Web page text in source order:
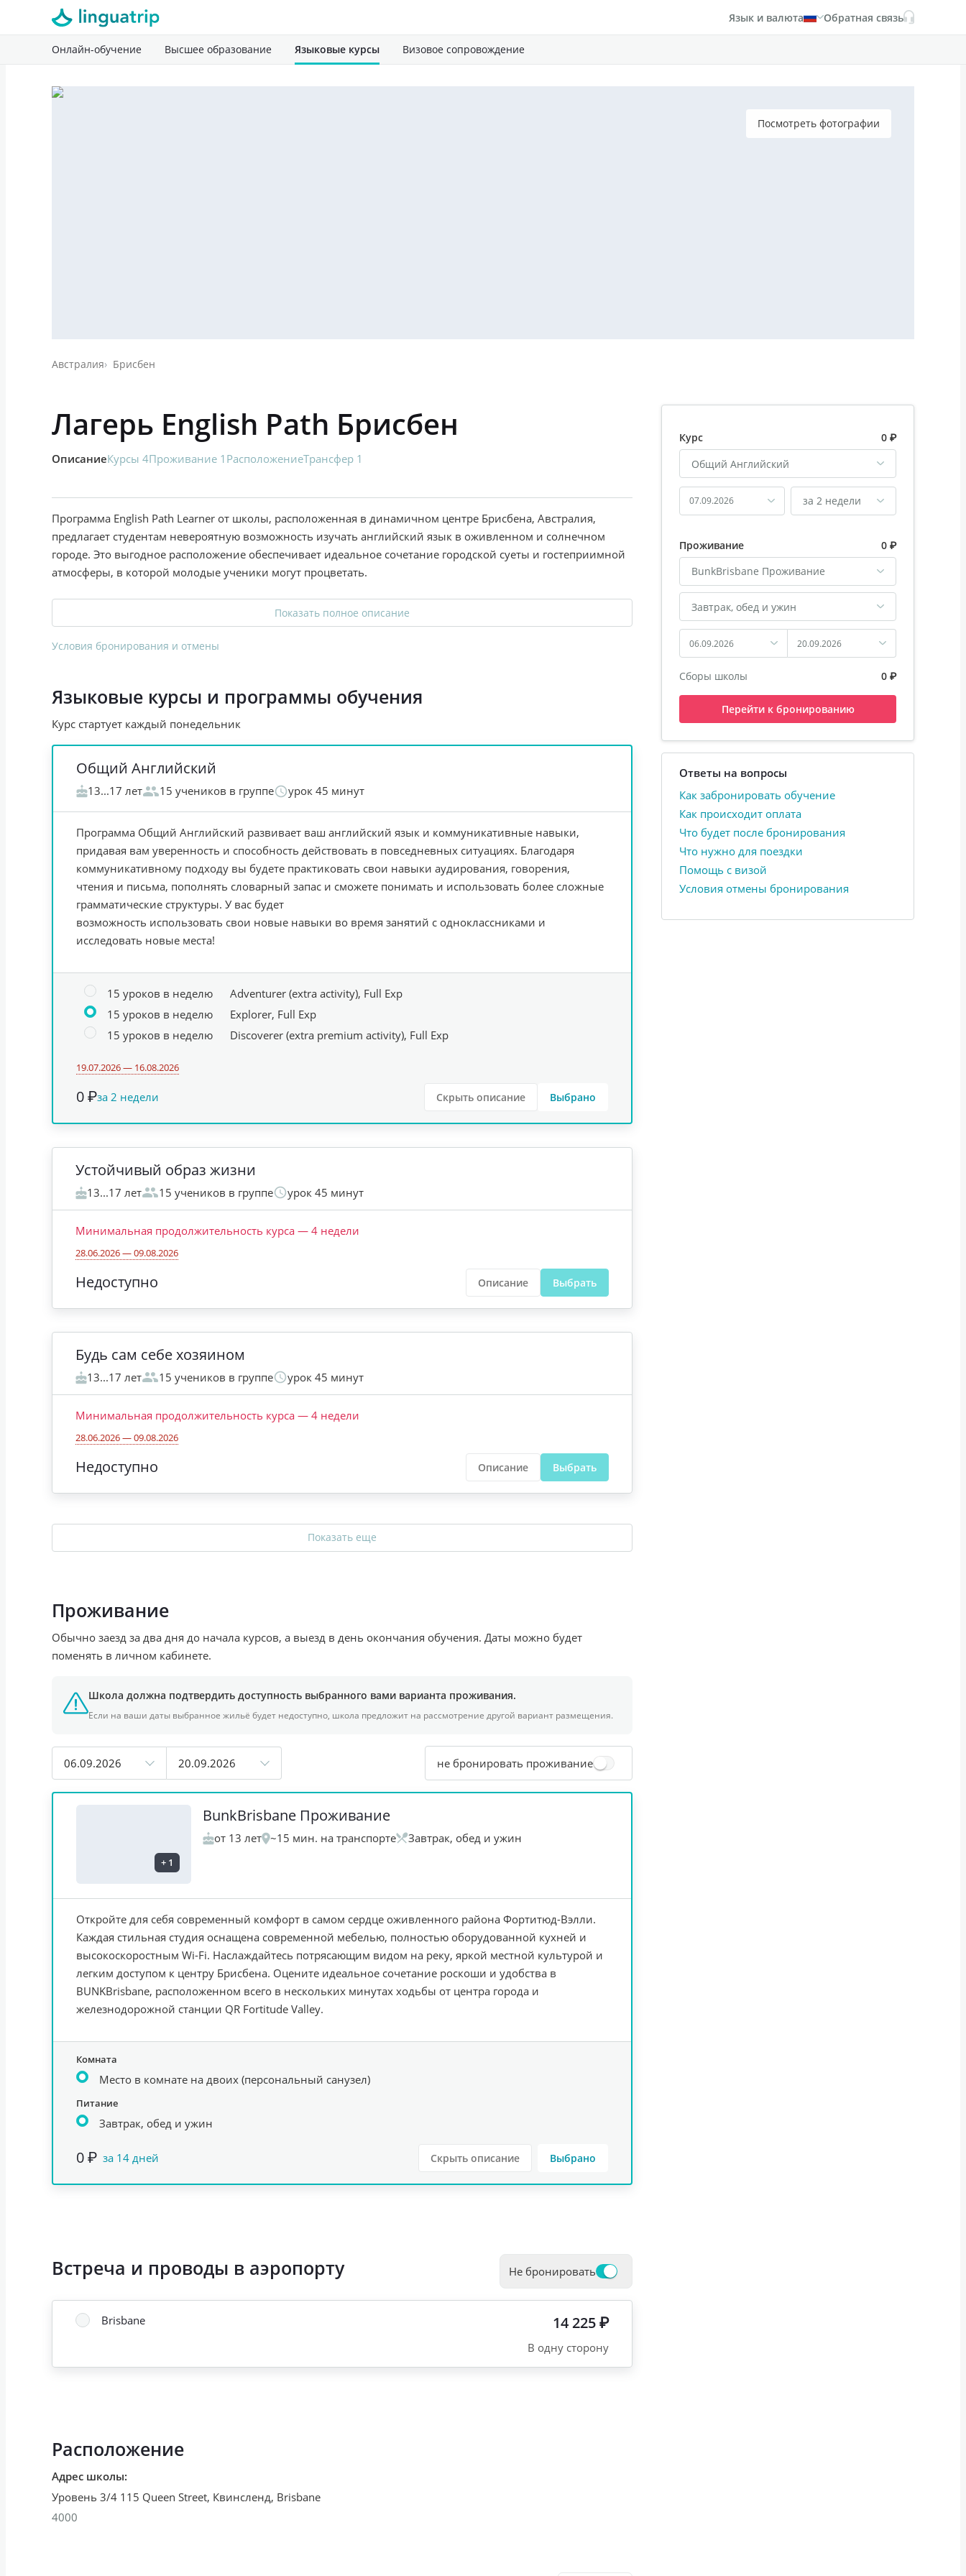
Язык и валюта Обратная связь
Онлайн-обучение Высшее образование Языковые курсы Визовое сопровождение
Посмотреть фотографии
Австралия Брисбен
Лагерь English Path Брисбен
ОписаниеКурсы 4Проживание 1 РасположениеТрансфер 1
Программа English Path Learner от школы, расположенная в динамичном центре Брисбена, Австралия,
предлагает студентам невероятную возможность изучать английский язык в оживленном и солнечном
городе. Это выгодное расположение обеспечивает идеальное сочетание городской суеты и гостеприимной
атмосферы, в которой молодые ученики могут процветать.
Показать полное описание
Условия бронирования и отмены
Языковые курсы и программы обучения
Курс стартует каждый понедельник
Общий Английский
13...17 лет 15 учеников в группе урок 45 минут
Программа Общий Английский развивает ваш английский язык и коммуникативные навыки,
придавая вам уверенность и способность действовать в повседневных ситуациях. Благодаря
коммуникативному подходу вы будете практиковать свои навыки аудирования, говорения,
чтения и письма, пополнять словарный запас и сможете понимать и использовать более сложные
грамматические структуры. У вас будет
возможность использовать свои новые навыки во время занятий с одноклассниками и
исследовать новые места!
15 уроков в неделю
Adventurer (extra activity), Full Exp
15 уроков в неделю
Explorer, Full Exp
15 уроков в неделю
Discoverer (extra premium activity), Full Exp
19.07.2026 — 16.08.2026
0 ₽за 2 недели Выбрано
Скрыть описание
Устойчивый образ жизни
13...17 лет 15 учеников в группе урок 45 минут
Минимальная продолжительность курса — 4 недели
28.06.2026 — 09.08.2026
Недоступно Выбрать
Описание
Будь сам себе хозяином
13...17 лет 15 учеников в группе урок 45 минут
Минимальная продолжительность курса — 4 недели
28.06.2026 — 09.08.2026
Недоступно Выбрать
Описание
Показать еще
Проживание
Обычно заезд за два дня до начала курсов, а выезд в день окончания обучения. Даты можно будет
поменять в личном кабинете.
Школа должна подтвердить доступность выбранного вами варианта проживания.
Если на ваши даты выбранное жильё будет недоступно, школа предложит на рассмотрение другой вариант размещения.
06.09.2026 20.09.2026 не бронировать проживание
+ 1
BunkBrisbane Проживание
от 13 лет ~15 мин. на транспорте Завтрак, обед и ужин
Откройте для себя современный комфорт в самом сердце оживленного района Фортитюд-Вэлли.
Каждая стильная студия оснащена современной мебелью, полностью оборудованной кухней и
высокоскоростным Wi-Fi. Наслаждайтесь потрясающим видом на реку, яркой местной культурой и
легким доступом к центру Брисбена. Оцените идеальное сочетание роскоши и удобства в
BUNKBrisbane, расположенном всего в нескольких минутах ходьбы от центра города и
железнодорожной станции QR Fortitude Valley.
Комната
Место в комнате на двоих (персональный санузел)
Питание
Завтрак, обед и ужин
0 ₽ за 14 дней Выбрано
Скрыть описание
Встреча и проводы в аэропорту Не бронировать
Brisbane 14 225 ₽
В одну сторону
Расположение
Адрес школы:
Уровень 3/4 115 Queen Street, Квинсленд, Brisbane
4000
Курс
0 ₽
Общий Английский
07.09.2026 за 2 недели
Проживание
0 ₽
BunkBrisbane Проживание
Завтрак, обед и ужин
06.09.2026 20.09.2026
Сборы школы 0 ₽
Перейти к бронированию
Ответы на вопросы
Как забронировать обучение
Как происходит оплата
Что будет после бронирования
Что нужно для поездки
Помощь с визой
Условия отмены бронирования